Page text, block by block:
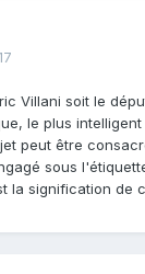
Villani soit le
le plus intelligent
peut être
sous
la signification de